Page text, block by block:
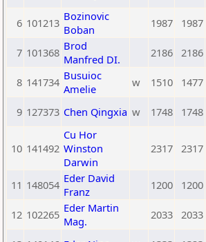
6 101213 Bozinovic
Boban
1987 1987
7 101368 Brod
Manfred DI.
2186 2186
8 141734 Busuioc
Amelie
w 1510 1477
9 127373 Chen Qingxia w 1748 1748
10 141492
Cu Hor
Winston
Darwin
2317 2317
11 148054 Eder David
Franz
1200 1200
12 102265 Eder Martin
Mag.
2033 2033